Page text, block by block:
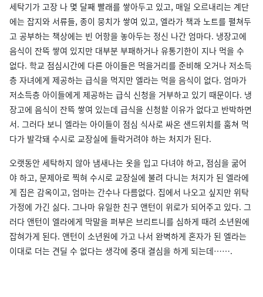
세탁기가 고장 나 몇 달째 빨래를 쌓아두고 있고, 매일 오르내리는 계단
에는 잡지와 서류들, 종이 뭉치가 쌓여 있고, 엘라가 책과 노트를 펼쳐두
고 공부하는 책상에는 빈 어항을 놓아두는 정신 나간 엄마다. 냉장고에
음식이 잔뜩 쌓여 있지만 대부분 부패하거나 유통기한이 지나 먹을 수
없다. 학교 점심시간에 다른 아이들은 먹을거리를 준비해 오거나 저소득
층 자녀에게 제공하는 급식을 먹지만 엘라는 먹을 음식이 없다. 엄마가
저소득층 아이들에게 제공하는 급식 신청을 거부하고 있기 때문이다. 냉
장고에 음식이 잔뜩 쌓여 있는데 급식을 신청할 이유가 없다고 반박하면
서. 그러다 보니 엘라는 아이들이 점심 식사로 싸온 샌드위치를 훔쳐 먹
다가 발각돼 수시로 교장실에 들락거려야 하는 처지가 된다.
오랫동안 세탁하지 않아 냄새나는 옷을 입고 다녀야 하고, 점심을 굶어
야 하고, 문제아로 찍혀 수시로 교장실에 불려 다니는 처지가 된 엘라에
게 집은 감옥이고, 엄마는 간수나 다름없다. 집에서 나오고 싶지만 위탁
가정에 가긴 싫다. 그나마 유일한 친구 앤턴이 위로가 되어주고 있다. 그
러다 앤턴이 엘라에게 막말을 퍼부은 브리트니를 심하게 때려 소년원에
잡혀가게 된다. 앤턴이 소년원에 가고 나서 완벽하게 혼자가 된 엘라는
이대로 더는 견딜 수 없다는 생각에 중대 결심을 하게 되는데…….